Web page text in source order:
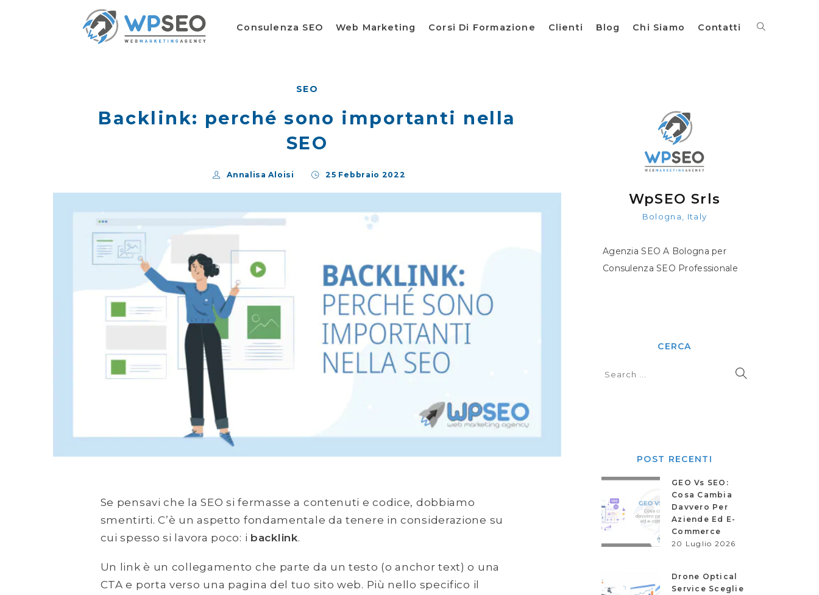
Consulenza SEO Web Marketing Corsi Di Formazione Clienti Blog Chi Siamo Contatti
SEO
Backlink: perché sono importanti nella
SEO
Annalisa Aloisi 25 Febbraio 2022
Se pensavi che la SEO si fermasse a contenuti e codice, dobbiamo
smentirti. C’è un aspetto fondamentale da tenere in considerazione su
cui spesso si lavora poco: i backlink.
Un link è un collegamento che parte da un testo (o anchor text) o una
CTA e porta verso una pagina del tuo sito web. Più nello specifico il
WpSEO Srls
Bologna, Italy
Agenzia SEO A Bologna per
Consulenza SEO Professionale
CERCA
POST RECENTI
GEO Vs SEO:
Cosa Cambia
Davvero Per
Aziende Ed E-
Commerce
20 Luglio 2026
Drone Optical
Service Sceglie